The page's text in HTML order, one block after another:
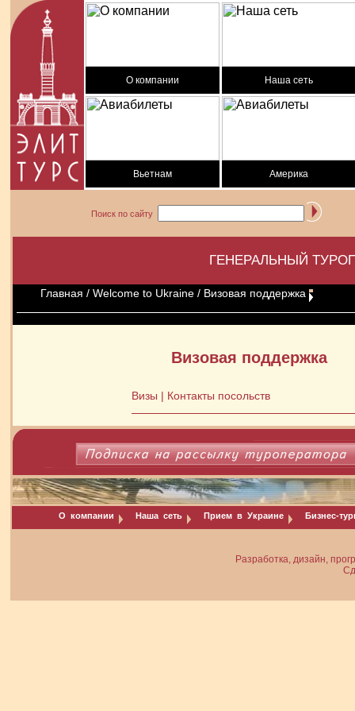
О компании Наша сеть
Вьетнам Америка
Поиск по сайту
ГЕНЕРАЛЬНЫЙ
Главная / Welcome to Ukraine / Визовая поддержка
Визовая поддержка
Визы | Контакты посольств
О компании Наша сеть Прием в Украине Бизнес-
Разработка, дизайн,